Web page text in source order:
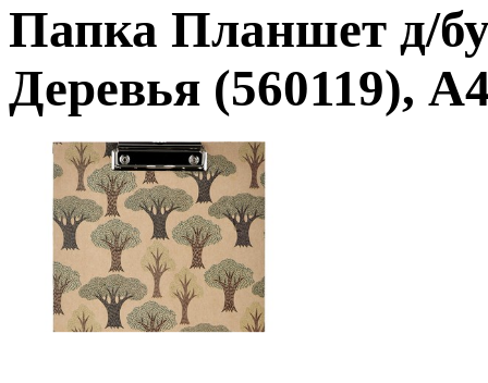
Папка Планшет д/
Деревья (560119),